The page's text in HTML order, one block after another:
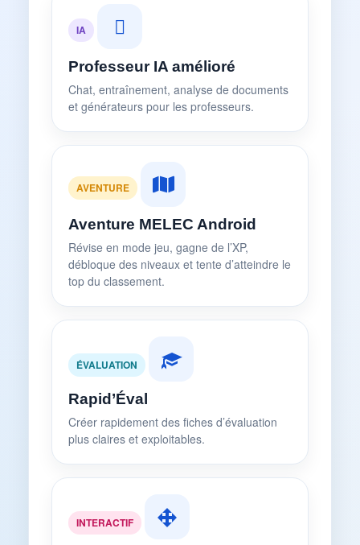
IA
Professeur IA amélioré
Chat, entraînement, analyse de documents
et générateurs pour les professeurs.
AVENTURE
Aventure MELEC Android
Révise en mode jeu, gagne de l’XP,
débloque des niveaux et tente d’atteindre le
top du classement.
ÉVALUATION
Rapid’Éval
Créer rapidement des fiches d’évaluation
plus claires et exploitables.
INTERACTIF